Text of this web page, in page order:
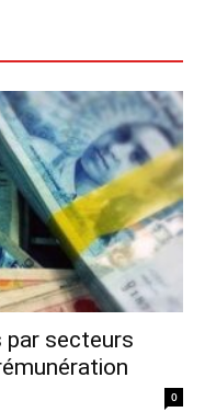
par secteurs
0